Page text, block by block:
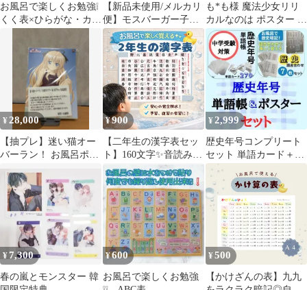
お風呂で楽しくお勉強❕
くく表×ひらがな・カタ
ト0711A
【新品未使用/メルカリ
便】モスバーガー子供
用キャップ付き歯ブラ
シ 緑2本セット
も*も様 魔法少女リリ
カルなのは ポスター ま
とめ売り 22点 クリアフ
ァイル
¥ 28,000
【抽プレ】迷い猫オー
バーラン！ お風呂ポス
ター 梅ノ森千世 矢吹健
太朗 非売品
¥900
【二年生の漢字表セッ
ト】160文字✨音読み・
訓読み付き｜お風呂ポ
スター｜A4ラミネート
｜予習、復習・家庭学
習に◎
¥2,999
歴史年号コンプリート
セット 単語カード＋ポ
スターでスキマ時間も
無駄にしない
¥ 7,300
春の嵐とモンスター 韓
¥600
お風呂で楽しくお勉強
¥500
【かけざんの表】九九